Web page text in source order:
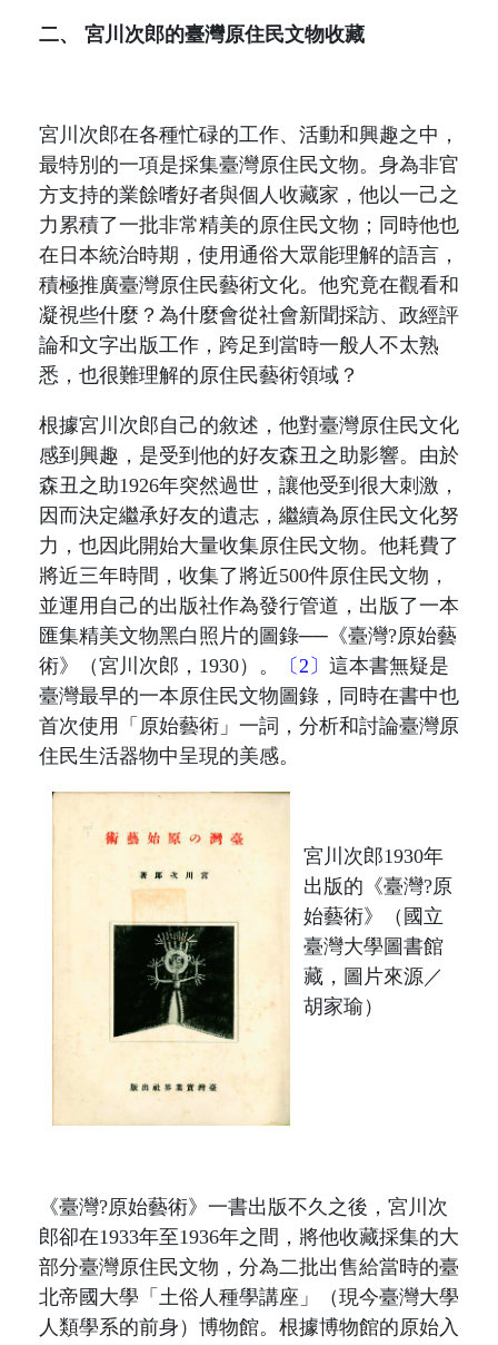
二、 宮川次郎的臺灣原住民文物收藏
宮川次郎在各種忙碌的工作、活動和興趣之中，
最特別的一項是採集臺灣原住民文物。身為非官
方支持的業餘嗜好者與個人收藏家，他以一己之
力累積了一批非常精美的原住民文物；同時他也
在日本統治時期，使用通俗大眾能理解的語言，
積極推廣臺灣原住民藝術文化。他究竟在觀看和
凝視些什麼？為什麼會從社會新聞採訪、政經評
論和文字出版工作，跨足到當時一般人不太熟
悉，也很難理解的原住民藝術領域？
根據宮川次郎自己的敘述，他對臺灣原住民文化
感到興趣，是受到他的好友森丑之助影響。由於
森丑之助1926年突然過世，讓他受到很大刺激，
因而決定繼承好友的遺志，繼續為原住民文化努
力，也因此開始大量收集原住民文物。 他耗費了
將近三年時間，收集了將近500件原住民文物，
並運用自己的出版社作為發行管道，出版了一本
匯集精美文物黑白照片的圖錄── 《臺灣?原始藝
術》
（宮川次郎， 1930） 。 〔2〕 這本書無疑是
臺灣最早的一本原住民文物圖錄，同時在書中也
首次使用「原始藝術」一詞，分析和討論臺灣原
住民生活器物中呈現的美感。
宮川次郎1930年
出版的 《臺灣?原
始藝術》
（國立
臺灣大學圖書館
藏，圖片來源／
胡家瑜）
《臺灣?原始藝術》一書出版不久之後， 宮川次
郎卻在1933年至1936年之間， 將他收藏採集的大
部分臺灣原住民文物， 分為二批出售給當時的臺
北帝國大學「土俗人種學講座」（現今臺灣大學
人類學系的前身）博物館。 根據博物館的原始入